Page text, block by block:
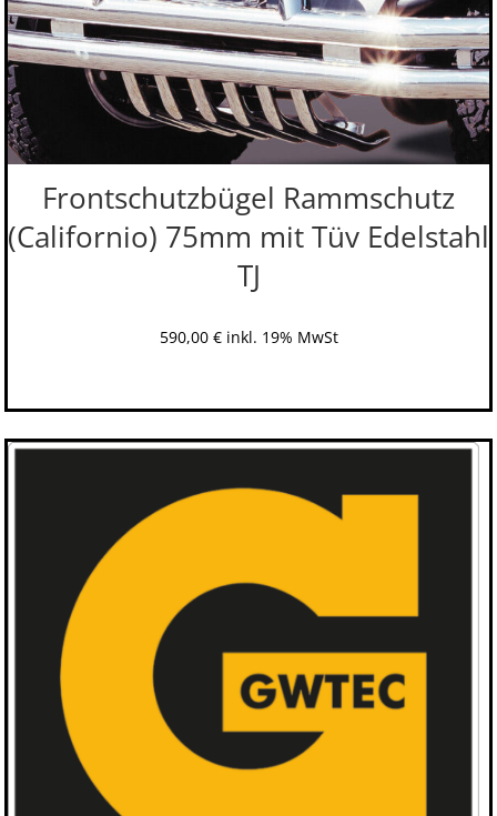
Frontschutzbügel Rammschutz
(Californio) 75mm mit Tüv Edelstahl
TJ
590,00 € inkl. 19% MwSt